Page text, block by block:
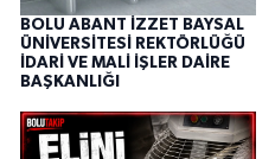
BOLU ABANT İZZET BAYSAL
ÜNİVERSİTESİ REKTÖRLÜĞÜ
İDARİ VE MALİ İŞLER DAİRE
BAŞKANLIĞI